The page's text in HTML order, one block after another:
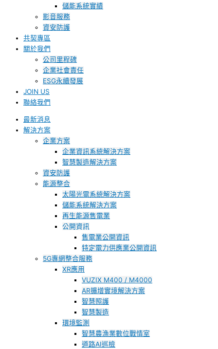
儲能系統實績
影音服務
資安防護
共契專區
關於我們
公司里程碑
企業社會責任
ESG永續發展
JOIN US
聯絡我們
最新消息
解決方案
企業方案
企業資訊系統解決方案
智慧製造解決方案
資安防護
能源整合
太陽光電系統解決方案
儲能系統解決方案
再生能源售電業
公開資訊
售電業公開資訊
特定電力供應業公開資訊
5G專網整合服務
XR應用
VUZIX M400 / M4000
AR擴增實境解決方案
智慧照護
智慧製造
環境監測
智慧農漁業數位戰情室
道路AI巡檢